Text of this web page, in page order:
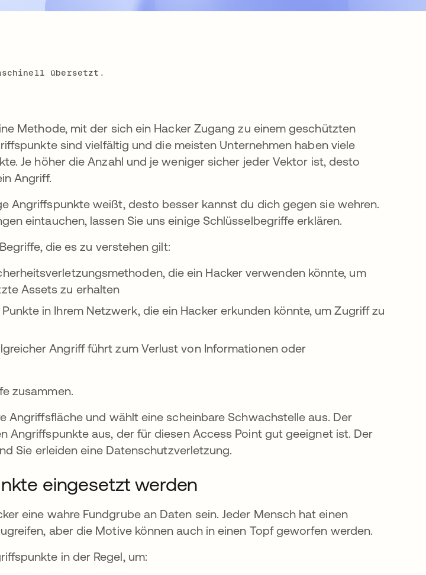
übersetzt.
Methode, mit der sich ein Hacker Zugang zu einem geschützten
sind vielfältig und die meisten Unternehmen haben viele
Je höher die Anzahl und je weniger sicher jeder Vektor ist, desto
Angriff.
Angriffspunkte weißt, desto besser kannst du dich gegen sie wehren.
eintauchen, lassen Sie uns einige Schlüsselbegriffe erklären.
die es zu verstehen gilt:
die ein Hacker verwenden könnte, um
Assets zu erhalten
Punkte in Ihrem Netzwerk, die ein Hacker erkunden könnte, um Zugriff zu
Angriff führt zum Verlust von Informationen oder
zusammen.
Angriffsfläche und wählt eine scheinbare Schwachstelle aus. Der
Angriffspunkte aus, der für diesen Access Point gut geeignet ist. Der
Sie erleiden eine Datenschutzverletzung.
eingesetzt werden
eine wahre Fundgrube an Daten sein. Jeder Mensch hat einen
aber die Motive können auch in einen Topf geworfen werden.
in der Regel, um: